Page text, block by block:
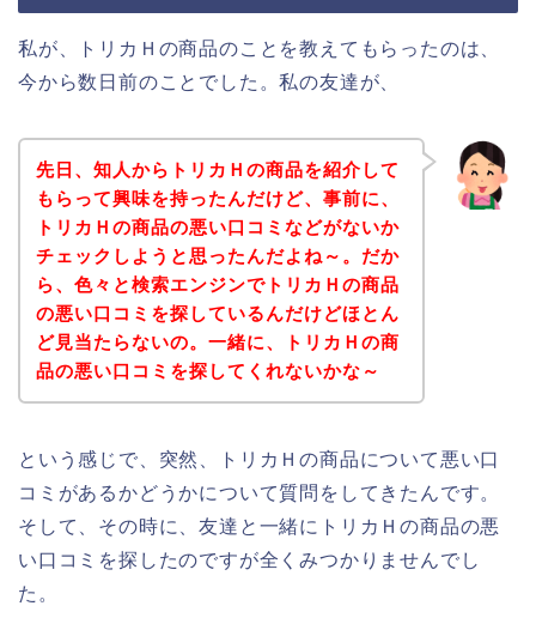
私が、トリカＨの商品のことを教えてもらったのは、
今から数日前のことでした。私の友達が、
先日、知人からトリカＨの商品を紹介して
もらって興味を持ったんだけど、事前に、
トリカＨの商品の悪い口コミなどがないか
チェックしようと思ったんだよね～。だか
ら、色々と検索エンジンでトリカＨの商品
の悪い口コミを探しているんだけどほとん
ど見当たらないの。一緒に、トリカＨの商
品の悪い口コミを探してくれないかな～
という感じで、突然、トリカＨの商品について悪い口
コミがあるかどうかについて質問をしてきたんです。
そして、その時に、友達と一緒にトリカＨの商品の悪
い口コミを探したのですが全くみつかりませんでし
た。